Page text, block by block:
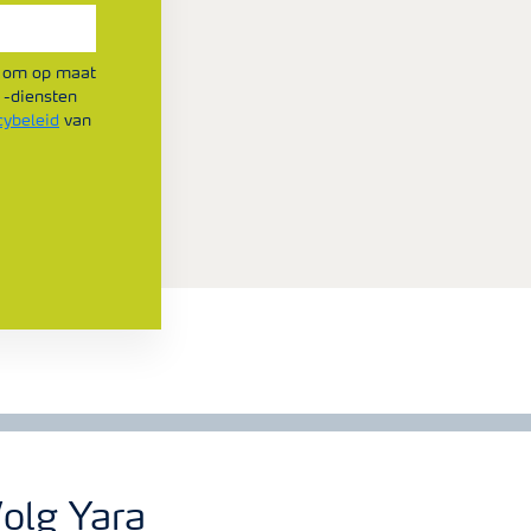
om op maat
-diensten
van
Yara